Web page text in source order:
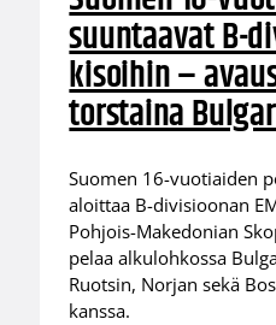
suuntaavat B-
kisoihin –
torstaina
Suomen 16-vuotiaiden
aloittaa B-divisioonan
Pohjois-Makedonian
pelaa alkulohkossa
Ruotsin, Norjan sekä
kanssa.